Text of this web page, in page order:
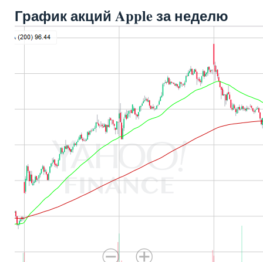
График акций Apple за неделю